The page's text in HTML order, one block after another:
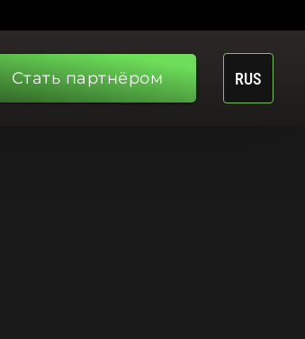
Стать партнёром RUS